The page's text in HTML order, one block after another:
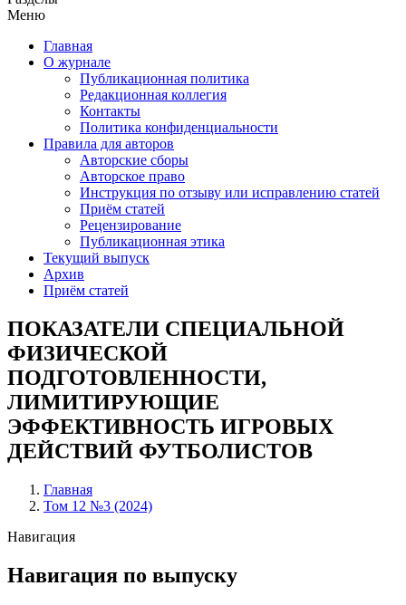
Меню
Главная
О журнале
Публикационная политика
Редакционная коллегия
Контакты
Политика конфиденциальности
Правила для авторов
Авторские сборы
Авторское право
Инструкция по отзыву или исправлению статей
Приём статей
Рецензирование
Публикационная этика
Текущий выпуск
Архив
Приём статей
ПОКАЗАТЕЛИ СПЕЦИАЛЬНОЙ
ФИЗИЧЕСКОЙ
ПОДГОТОВЛЕННОСТИ,
ЛИМИТИРУЮЩИЕ
ЭФФЕКТИВНОСТЬ ИГРОВЫХ
ДЕЙСТВИЙ ФУТБОЛИСТОВ
Строка
навигации
Главная
Том 12 №3 (2024)
Навигация
Навигация по выпуску